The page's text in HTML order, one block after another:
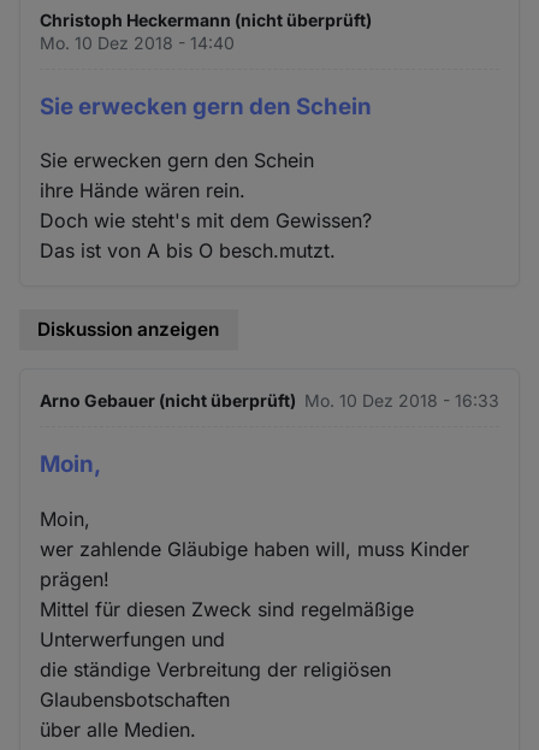
Christoph Heckermann (nicht überprüft)
Mo. 10 Dez 2018 - 14:40
Sie erwecken gern den Schein
Sie erwecken gern den Schein
ihre Hände wären rein.
Doch wie steht's mit dem Gewissen?
Das ist von A bis O besch.mutzt.
Diskussion anzeigen
Arno Gebauer (nicht überprüft) Mo. 10 Dez 2018 - 16:33
Moin,
Moin,
wer zahlende Gläubige haben will, muss Kinder
prägen!
Mittel für diesen Zweck sind regelmäßige
Unterwerfungen und
die ständige Verbreitung der religiösen
Glaubensbotschaften
über alle Medien.